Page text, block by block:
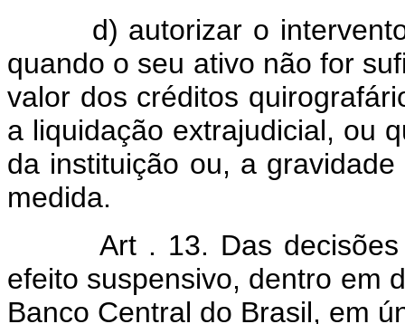
d) autorizar o interventor
quando o seu ativo não for
valor dos créditos
a liquidação extrajudicial, ou
da instituição ou, a
medida.
Art . 13. Das
efeito suspensivo, dentro em
Banco Central do Brasil, em